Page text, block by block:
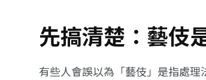
先搞清楚：藝伎
有些人會誤以為「藝伎」是指處